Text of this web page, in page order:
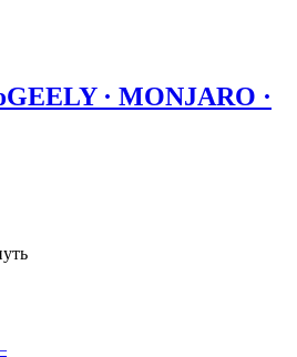
GEELY · MONJARO ·